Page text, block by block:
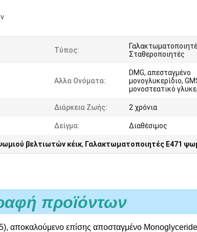
Τύπος:
Σταθεροποιητές
Αλλα Ονόματα:
DMG, απεσταγμένο
μονογλυκερίδιο,
μονοστεατικό
Διάρκεια Ζωής: 2 χρόνια
Δείγμα: Διαθέσιμος
βελτιωτών κέικ, Γαλακτωματοποιητές E471
προϊόντων
αποκαλούμενο επίσης αποσταγμένο